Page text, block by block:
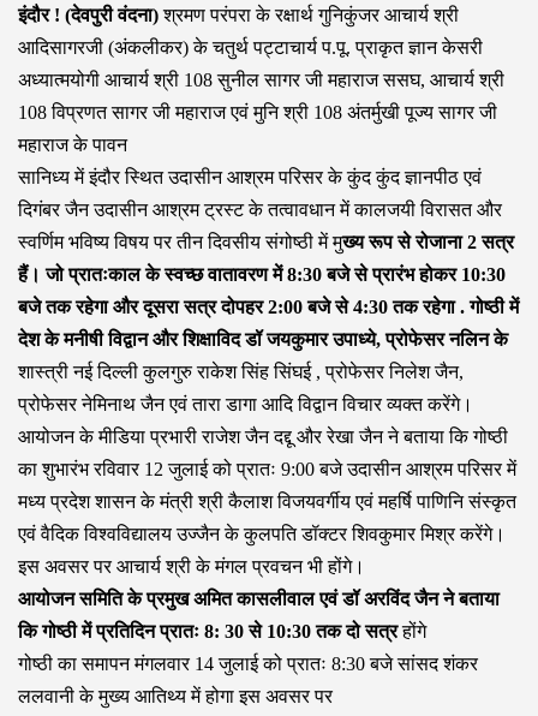
इंदौर ! (देवपुरी वंदना)श्रमण परंपरा के रक्षार्थ गुनिकुंजर आचार्य श्री
आदिसागरजी (अंकलीकर) के चतुर्थ पट्टाचार्य प.पू. प्राकृत ज्ञान केसरी
अध्यात्मयोगी आचार्य श्री 108 सुनील सागर जी महाराज ससघ, आचार्य श्री
108 विप्रणत सागर जी महाराज एवं मुनि श्री 108 अंतर्मुखी पूज्य सागर जी
महाराज के पावन
सानिध्य में इंदौर स्थित उदासीन आश्रम परिसर के कुंद कुंद ज्ञानपीठ एवं
दिगंबर जैन उदासीन आश्रम ट्रस्ट के तत्वावधान में कालजयी विरासत और
स्वर्णिम भविष्य विषय पर तीन दिवसीय संगोष्ठी में मुख्य रूप से रोजाना 2 सत्र
हैं। जो प्रातःकाल के स्वच्छ वातावरण में 8:30 बजे से प्रारंभ होकर 10:30
बजे तक रहेगा और दूसरा सत्र दोपहर 2:00 बजे से 4:30 तक रहेगा . गोष्ठी में
देश के मनीषी विद्वान और शिक्षाविद डॉ जयकुमार उपाध्ये, प्रोफेसर नलिन के
शास्त्री नई दिल्ली कुलगुरु राकेश सिंह सिंघई , प्रोफेसर निलेश जैन,
प्रोफेसर नेमिनाथ जैन एवं तारा डागा आदि विद्वान विचार व्यक्त करेंगे।
आयोजन के मीडिया प्रभारी राजेश जैन दद्दू और रेखा जैन ने बताया कि गोष्ठी
का शुभारंभ रविवार 12 जुलाई को प्रातः 9:00 बजे उदासीन आश्रम परिसर में
मध्य प्रदेश शासन के मंत्री श्री कैलाश विजयवर्गीय एवं महर्षि पाणिनि संस्कृत
एवं वैदिक विश्वविद्यालय उज्जैन के कुलपति डॉक्टर शिवकुमार मिश्र करेंगे।
इस अवसर पर आचार्य श्री के मंगल प्रवचन भी होंगे।
आयोजन समिति के प्रमुख अमित कासलीवाल एवं डॉ अरविंद जैन ने बताया
कि गोष्ठी में प्रतिदिन प्रातः 8: 30 से 10:30 तक दो सत्रहोंगे
गोष्ठी का समापन मंगलवार 14 जुलाई को प्रातः 8:30 बजे सांसद शंकर
ललवानी के मुख्य आतिथ्य में होगा इस अवसर पर